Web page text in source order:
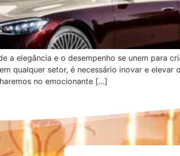
a elegância e o desempenho se unem para
qualquer setor, é necessário inovar e
no emocionante […]